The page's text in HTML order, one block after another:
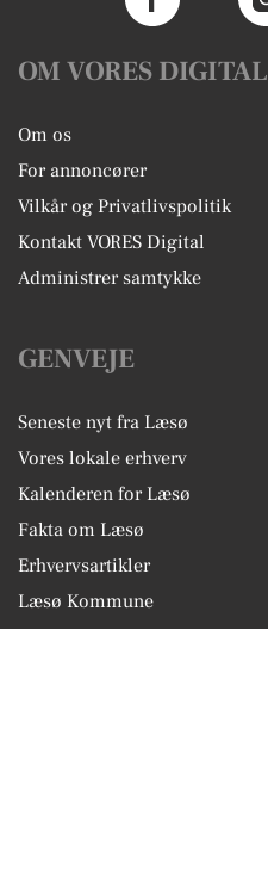
OM VORES DIGITAL
Om os
For annoncører
Vilkår og Privatlivspolitik
Kontakt VORES Digital
Administrer samtykke
GENVEJE
Seneste nyt fra Læsø
Vores lokale erhverv
Kalenderen for Læsø
Fakta om Læsø
Erhvervsartikler
Læsø Kommune